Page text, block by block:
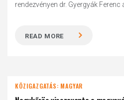
rendezvényen dr. Gyergyák Ferenc
READ MORE
KÖZIGAZGATÁS: MAGYAR